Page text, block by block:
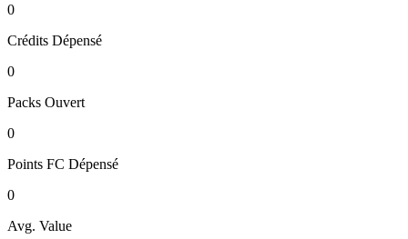
0
Crédits Dépensé
0
Packs Ouvert
0
Points FC Dépensé
0
Avg. Value